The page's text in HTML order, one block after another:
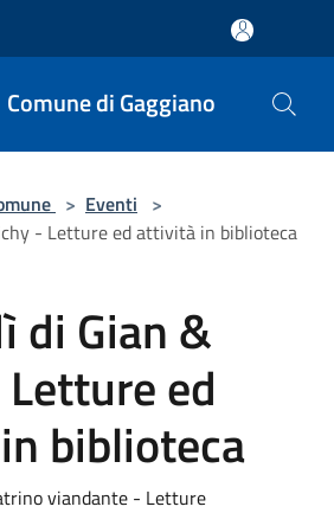
Comune di Gaggiano
> Eventi >
- Letture ed attività in biblioteca
di Gian &
ed
biblioteca
viandante - Letture